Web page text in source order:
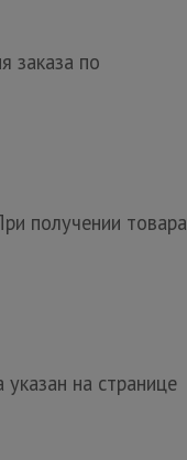
заказа по
получении товара
на странице